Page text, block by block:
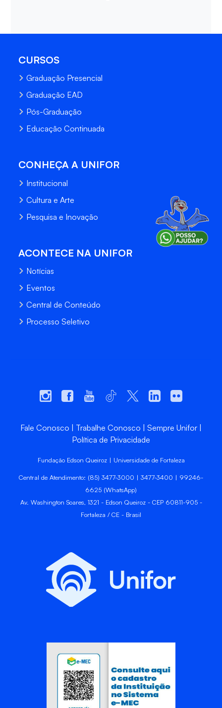
CURSOS
Graduação Presencial
Graduação EAD
Pós-Graduação
Educação Continuada
CONHEÇA A UNIFOR
Institucional
Cultura e Arte
Pesquisa e Inovação
ACONTECE NA UNIFOR
Notícias
Eventos
Central de Conteúdo
Processo Seletivo
Fale Conosco Trabalhe Conosco
Sempre Unifor
Política de Privacidade
Fundação Edson Queiroz | Universidade de Fortaleza
Central de Atendimento: (85) 3477-3000 | 3477-3400 | 99246-
6625 (WhatsApp)
Av. Washington Soares, 1321 - Edson Queiroz - CEP 60811-905 -
Fortaleza / CE - Brasil